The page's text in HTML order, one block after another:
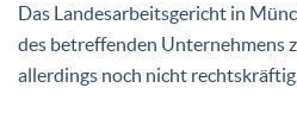
Das Landesarbeitsgericht in
des betreffenden Unternehmens
allerdings noch nicht